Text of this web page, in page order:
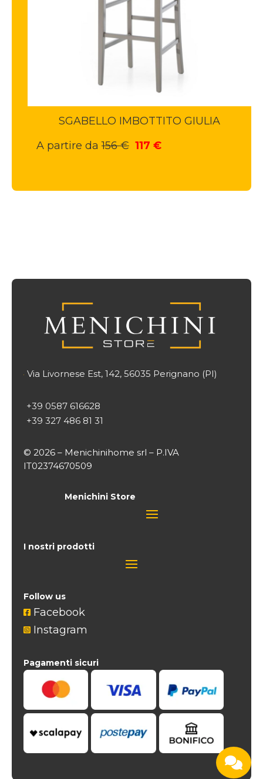
SGABELLO IMBOTTITO GIULIA
A partire da156€ Il117 €Il
Via Livornese Est, 142, 56035 Perignano (PI)
+39 0587 616628
+39 327 486 81 31
© 2026 – Menichinihome srl – P.IVA
IT02374670509
Menichini Store
I nostri prodotti
Follow us
 Facebook
 Instagram
Pagamenti sicuri